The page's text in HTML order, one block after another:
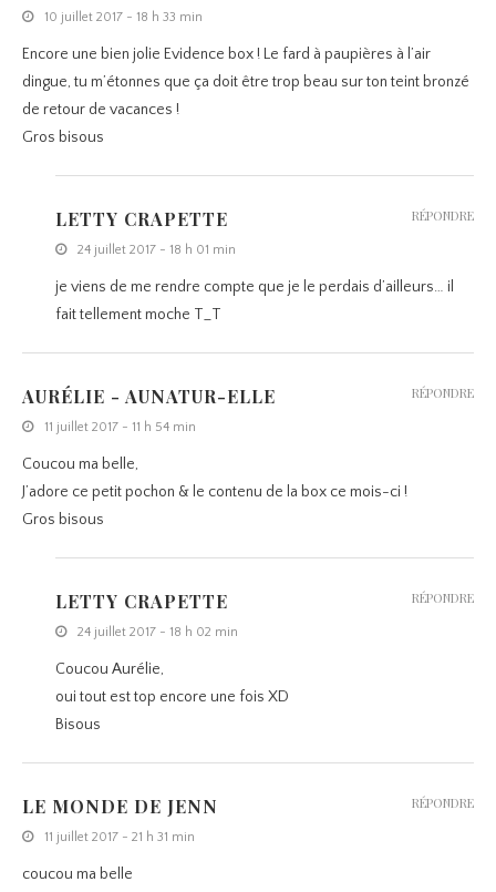
10 juillet 2017 - 18 h 33 min
Encore une bien jolie Evidence box ! Le fard à paupières à l’air
dingue, tu m’étonnes que ça doit être trop beau sur ton teint bronzé
de retour de vacances !
Gros bisous
LETTY CRAPETTE
24 juillet 2017 - 18 h 01 min
je viens de me rendre compte que je le perdais d’ailleurs… il
fait tellement moche T_T
RÉPONDRE
AURÉLIE - AUNATUR-ELLE
11 juillet 2017 - 11 h 54 min
Coucou ma belle,
J’adore ce petit pochon & le contenu de la box ce mois-ci !
Gros bisous
RÉPONDRE
LETTY CRAPETTE
24 juillet 2017 - 18 h 02 min
Coucou Aurélie,
oui tout est top encore une fois XD
Bisous
RÉPONDRE
LE MONDE DE JENN
11 juillet 2017 - 21 h 31 min
coucou ma belle
RÉPONDRE